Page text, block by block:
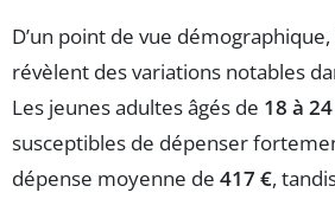
D’un point de vue
révèlent des variations notables
Les jeunes adultes âgés de 18 à
susceptibles de dépenser
dépense moyenne de 417 €,